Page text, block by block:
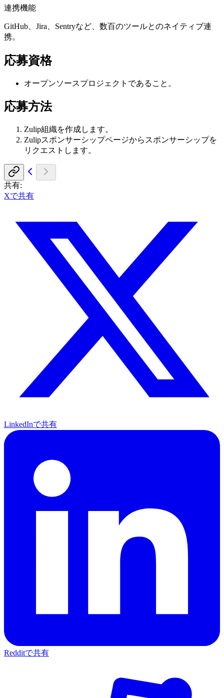
連携機能
GitHub、Jira、Sentryなど、数百のツールとのネイティブ連
携。
応募資格
オープンソースプロジェクトであること。
応募方法
Zulip組織を作成します。
Zulipスポンサーシップページからスポンサーシップを
リクエストします。
共有:
Xで共有
LinkedInで共有
Redditで共有